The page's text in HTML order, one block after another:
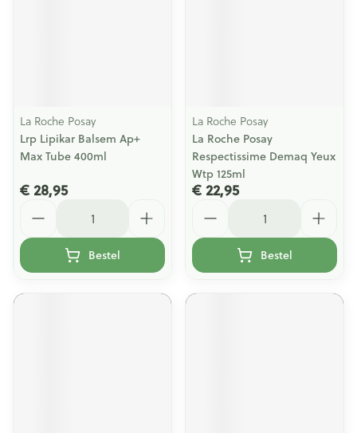
La Roche Posay
Lrp Lipikar Balsem Ap+
Max Tube 400ml
€ 28,95
Bestel
La Roche Posay
La Roche Posay
Respectissime Demaq Yeux
Wtp 125ml
€ 22,95
Bestel